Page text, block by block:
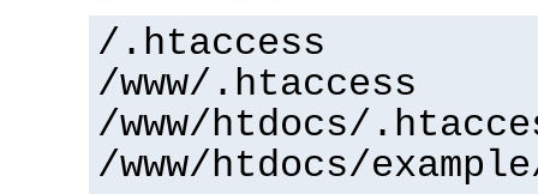
/.htaccess
/www/.htaccess
/www/htdocs/
/www/htdocs/